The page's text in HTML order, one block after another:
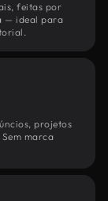
feitas por
— ideal para
projetos
marca